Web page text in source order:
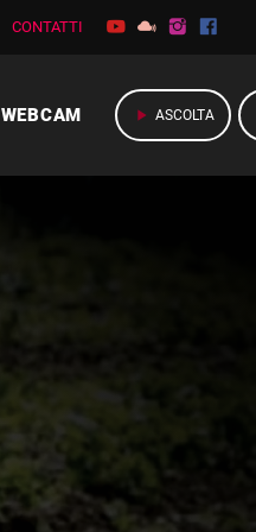
CONTATTI
WEBCAM play_arrow ASCOLTA